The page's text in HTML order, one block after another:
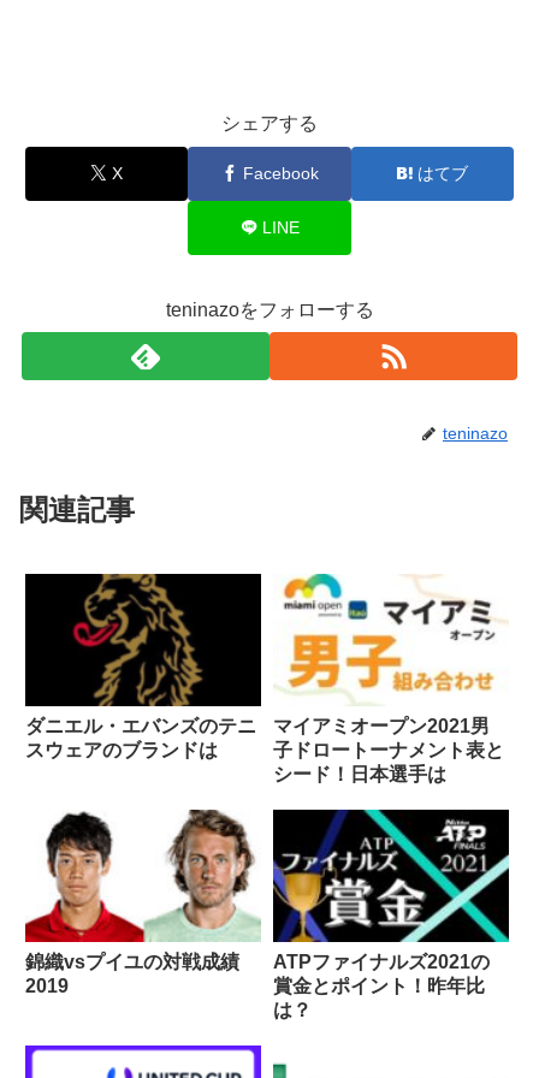
シェアする
X Facebook はてブ
LINE
teninazoをフォローする
teninazo
関連記事
ダニエル・エバンズのテニ
スウェアのブランドは
マイアミオープン2021男
子ドロートーナメント表と
シード！日本選手は
錦織vsプイユの対戦成績
2019
ATPファイナルズ2021の
賞金とポイント！昨年比
は？